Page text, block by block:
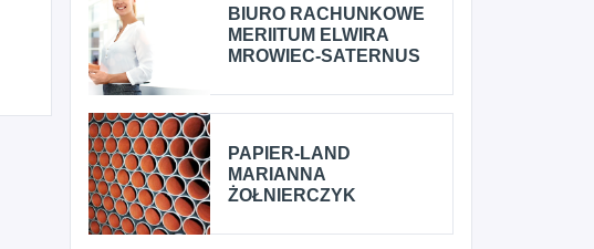
BIURO RACHUNKOWE
MERIITUM ELWIRA
MROWIEC-SATERNUS
PAPIER-LAND
MARIANNA
ŻOŁNIERCZYK